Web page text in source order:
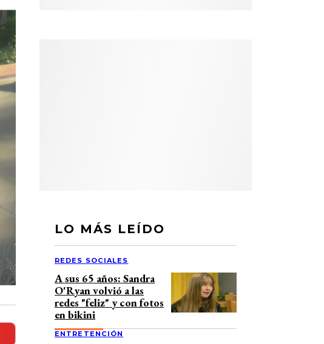
LO MÁS LEÍDO
REDES SOCIALES
A sus 65 años: Sandra
O'Ryan volvió a las
redes "feliz" y con fotos
en bikini
ENTRETENCIÓN